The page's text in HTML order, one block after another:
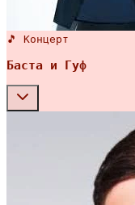
🎵 Концерт
Баста и Гуф